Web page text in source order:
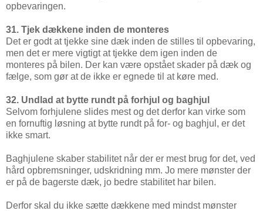
opbevaringen.
31. Tjek dækkene inden de monteres
Det er godt at tjekke sine dæk inden de stilles til opbevaring,
men det er mere vigtigt at tjekke dem igen inden de
monteres på bilen. Der kan være opstået skader på dæk og
fælge, som gør at de ikke er egnede til at køre med.
32. Undlad at bytte rundt på forhjul og baghjul
Selvom forhjulene slides mest og det derfor kan virke som
en fornuftig løsning at bytte rundt på for- og baghjul, er det
ikke smart.
Baghjulene skaber stabilitet når der er mest brug for det, ved
hård opbremsninger, udskridning mm. Jo mere mønster der
er på de bagerste dæk, jo bedre stabilitet har bilen.
Derfor skal du ikke sætte dækkene med mindst mønster